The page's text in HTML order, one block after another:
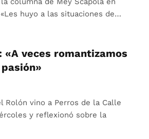
huyo a las situaciones de…
«A veces romantizamos
Rolón vino a Perros de la Calle
y reflexionó sobre la